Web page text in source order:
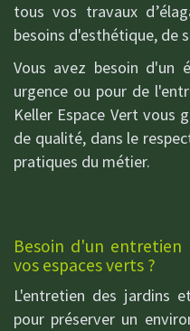
tous vos travaux
besoins d'esthétique, de
Vous avez besoin d'un
urgence ou pour de
Keller Espace Vert vous
de qualité, dans le
pratiques du métier.
Besoin d'un
vos espaces verts ?
L'entretien des jardins
pour préserver un